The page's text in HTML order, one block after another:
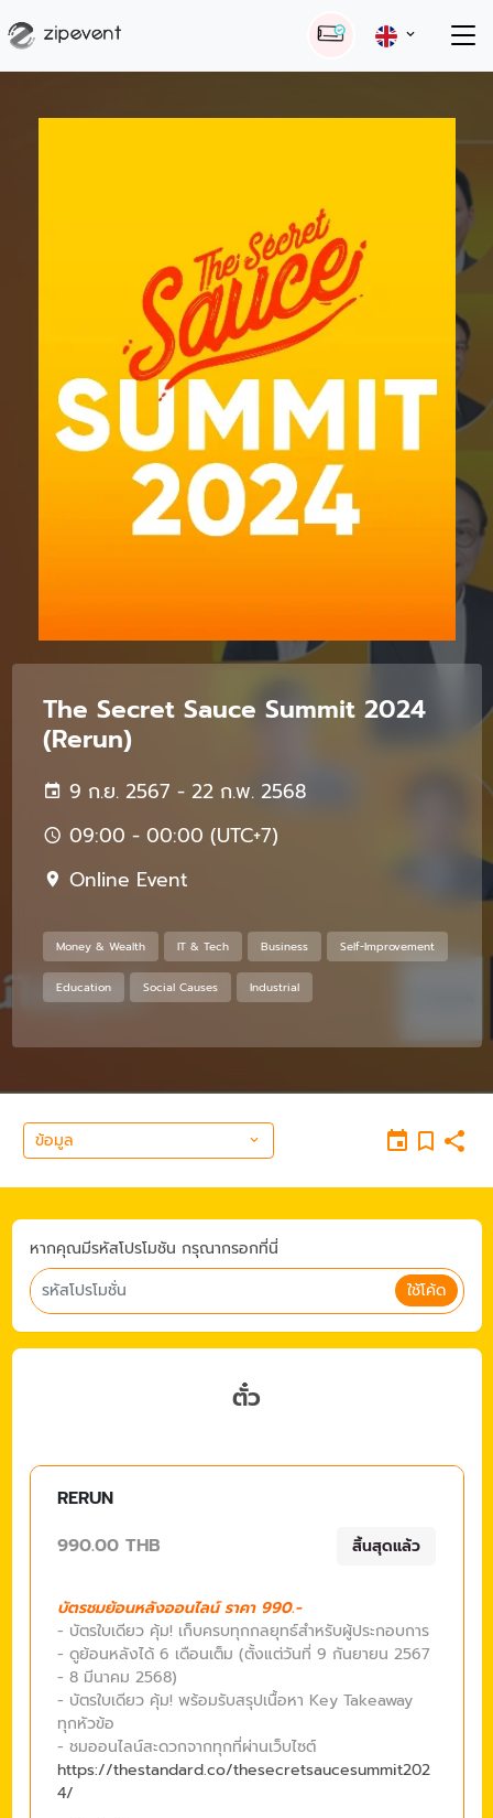
The Secret Sauce Summit 2024
(Rerun)
9 ก.ย. 2567 - 22 ก.พ. 2568
09:00 - 00:00 (UTC+7)
Online Event
Money & Wealth IT & Tech Business Self-Improvement
Education Social Causes Industrial
ข้อมูล
หากคุณมีรหัสโปรโมชัน กรุณากรอกที่นี่
ใช้โค้ด
ตั๋ว
RERUN
990.00 THB
สิ้นสุดแล้ว
บัตรชมย้อนหลังออนไลน์ ราคา 990.-
- บัตรใบเดียว คุ้ม! เก็บครบทุกกลยุทธ์สำหรับผู้ประกอบการ
- ดูย้อนหลังได้ 6 เดือนเต็ม (ตั้งแต่วันที่ 9 กันยายน 2567
- 8 มีนาคม 2568)
- บัตรใบเดียว คุ้ม! พร้อมรับสรุปเนื้อหา Key Takeaway
ทุกหัวข้อ
- ชมออนไลน์สะดวกจากทุกที่ผ่านเว็บไซต์
https://thestandard.co/thesecretsaucesummit202
4/